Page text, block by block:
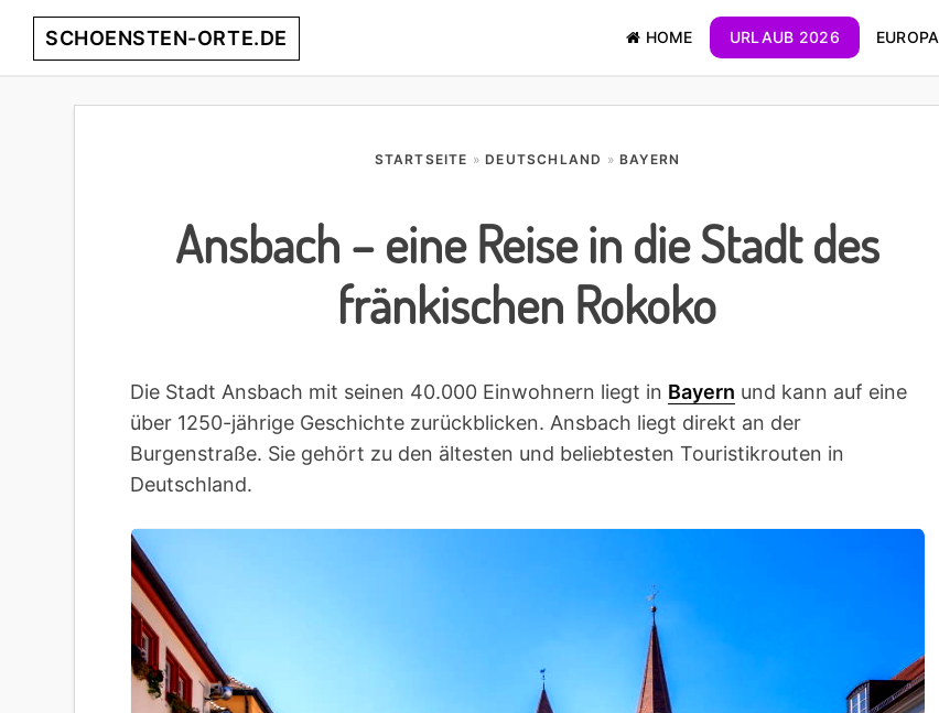
Skip
navigation
Skip
content
Skip
Skip
SCHOENSTEN-ORTE.DE HOME URLAUB 2026 EUROPA
STARTSEITE »DEUTSCHLAND » BAYERN
Ansbach – eine Reise in die Stadt des
fränkischen Rokoko
Die Stadt Ansbach mit seinen 40.000 Einwohnern liegt in Bayern und kann auf eine
über 1250-jährige Geschichte zurückblicken. Ansbach liegt direkt an der
Burgenstraße. Sie gehört zu den ältesten und beliebtesten Touristikrouten in
Deutschland.